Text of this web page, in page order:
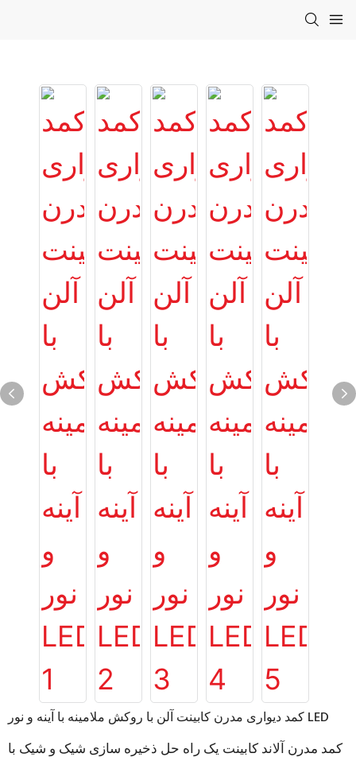
کمد دیواری مدرن کابینت آلن با روکش ملامینه با آینه و نور LED
کمد مدرن آلاند کابینت یک راه حل ذخیره سازی شیک و شیک با